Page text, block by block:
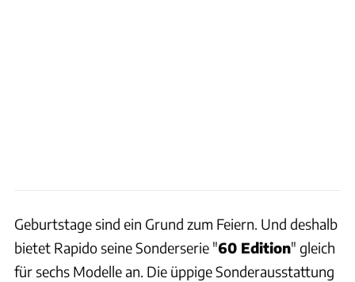
Geburtstage sind ein Grund zum Feiern. Und deshalb
bietet Rapido seine Sonderserie "60 Edition" gleich
für sechs Modelle an. Die üppige Sonderausstattung